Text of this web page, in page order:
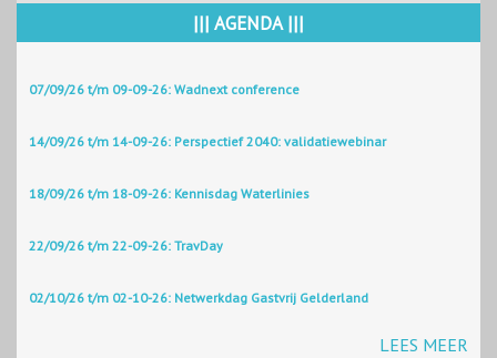
||| AGENDA |||
07/09/26 t/m 09-09-26: Wadnext conference
14/09/26 t/m 14-09-26: Perspectief 2040: validatiewebinar
18/09/26 t/m 18-09-26: Kennisdag Waterlinies
22/09/26 t/m 22-09-26: TravDay
02/10/26 t/m 02-10-26: Netwerkdag Gastvrij Gelderland
LEES MEER